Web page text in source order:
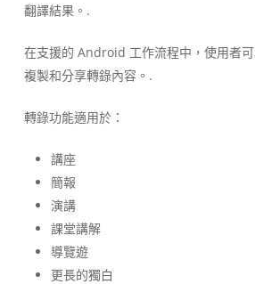
翻譯結果。.
在支援的 Android 工作流程中，使用者可
複製和分享轉錄內容。.
轉錄功能適用於：
講座
簡報
演講
課堂講解
導覽遊
更長的獨白